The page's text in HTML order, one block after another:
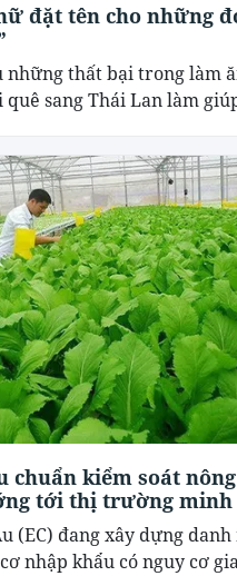
đặt tên cho những
những thất bại trong làm
sang Thái Lan làm
chuẩn kiểm soát
tới thị trường minh
(EC) đang xây dựng danh
nhập khẩu có nguy cơ